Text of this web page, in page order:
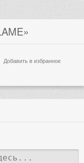
Добавить в избранное